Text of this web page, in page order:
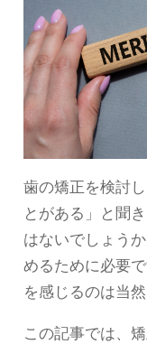
歯の矯正を検討
とがある」と聞
はないでしょう
めるために必要
を感じるのは当
この記事では、